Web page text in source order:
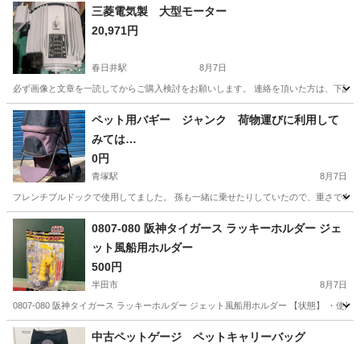
三菱電気製 大型モーター
20,971円
春日井駅 8月7日
必ず画像と文章を一読してからご購入検討をお願いします。 連絡を頂いた方は、下
愛知 春日井市 春日井駅 その他 モーター
ペット用バギー ジャンク 荷物運びに利用して
みては…
0円
青塚駅 8月7日
フレンチブルドックで使用してました。 孫も一緒に乗せたりしていたので、重さで
愛知 津島市 その他 ブルドック
0807-080 阪神タイガース ラッキーホルダー ジェ
ット風船用ホルダー
500円
半田市 8月7日
0807-080 阪神タイガース ラッキーホルダー ジェット風船用ホルダー 【状態】 ・使
愛知 半田市 その他 ジェット風船
中古ペットゲージ ペットキャリーバッグ